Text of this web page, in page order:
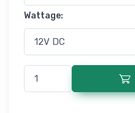
Wattage: